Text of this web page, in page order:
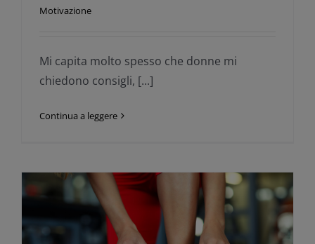
Motivazione
Mi capita molto spesso che donne mi
chiedono consigli, [...]
Continua a leggere